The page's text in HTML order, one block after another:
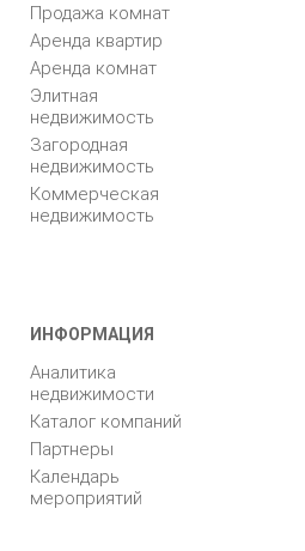
Продажа комнат
Аренда квартир
Аренда комнат
Элитная
недвижимость
Загородная
недвижимость
Коммерческая
недвижимость
ИНФОРМАЦИЯ
Аналитика
недвижимости
Каталог компаний
Партнеры
Календарь
мероприятий